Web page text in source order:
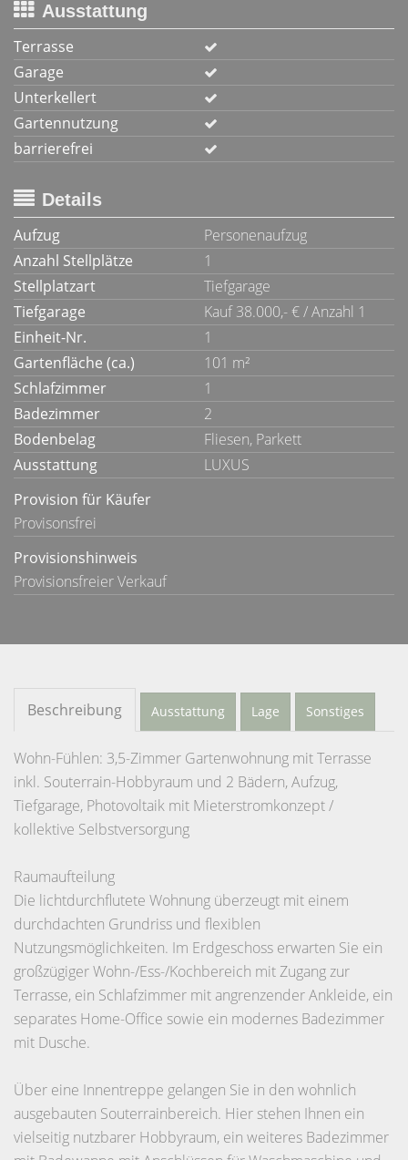
Ausstattung
Terrasse
Garage
Unterkellert
Gartennutzung
barrierefrei
Details
Aufzug
Personenaufzug
Anzahl Stellplätze
1
Stellplatzart
Tiefgarage
Tiefgarage
Kauf 38.000,- € / Anzahl 1
Einheit-Nr.
1
Gartenfläche (ca.)
101 m²
Schlafzimmer
1
Badezimmer
2
Bodenbelag
Fliesen, Parkett
Ausstattung
LUXUS
Provision für Käufer
Provisonsfrei
Provisionshinweis
Provisionsfreier Verkauf
Beschreibung Ausstattung Lage Sonstiges
Wohn-Fühlen: 3,5-Zimmer Gartenwohnung mit Terrasse
inkl. Souterrain-Hobbyraum und 2 Bädern, Aufzug,
Tiefgarage, Photovoltaik mit Mieterstromkonzept /
kollektive Selbstversorgung
Raumaufteilung
Die lichtdurchflutete Wohnung überzeugt mit einem
durchdachten Grundriss und flexiblen
Nutzungsmöglichkeiten. Im Erdgeschoss erwarten Sie ein
großzügiger Wohn-/Ess-/Kochbereich mit Zugang zur
Terrasse, ein Schlafzimmer mit angrenzender Ankleide, ein
separates Home-Office sowie ein modernes Badezimmer
mit Dusche.
Über eine Innentreppe gelangen Sie in den wohnlich
ausgebauten Souterrainbereich. Hier stehen Ihnen ein
vielseitig nutzbarer Hobbyraum, ein weiteres Badezimmer